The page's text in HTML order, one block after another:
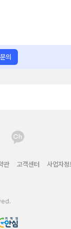
의
관 고객센터 사업자정